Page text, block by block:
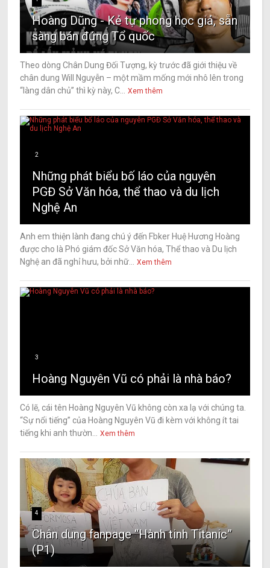
Hoàng Dũng - Kẻ tự phong học giả, sẵn
sàng bán đứng Tổ quốc
Theo dòng Chân Dung Đối Tượng, kỳ trước đã giới thiệu về
chân dung Will Nguyễn – một mầm mống mới nhô lên trong
“làng dân chủ” thì kỳ này, C...
Xem thêm
2
Những phát biểu bố láo của nguyên
PGĐ Sở Văn hóa, thể thao và du lịch
Nghệ An
Anh em thiện lành đang chú ý đến Fbker Huệ Hương Hoàng
được cho là Phó giám đốc Sở Văn hóa, Thể thao và Du lịch
Nghệ an đã nghỉ hưu, bởi nhữ...
Xem thêm
3
Hoàng Nguyên Vũ có phải là nhà báo?
Có lẽ, cái tên Hoàng Nguyên Vũ không còn xa lạ với chúng ta.
“Sự nổi tiếng” của Hoàng Nguyên Vũ đi kèm với không ít tai
tiếng khi anh thườn...
Xem thêm
4
Chân dung fanpage “Hành tinh Titanic”
(P1)